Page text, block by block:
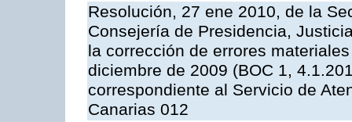
Resolución, 27 ene 2010, de la
Consejería de Presidencia,
la corrección de errores
diciembre de 2009 (BOC 1,
correspondiente al Servicio de
Canarias 012